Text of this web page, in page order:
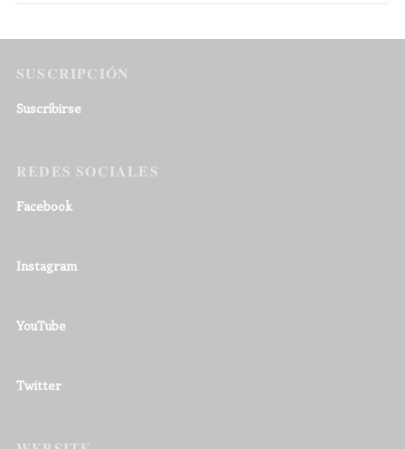
SUSCRIPCIÓN
Suscribirse
REDES SOCIALES
Facebook
Instagram
YouTube
Twitter